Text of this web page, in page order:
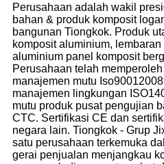
Perusahaan adalah wakil
bahan & produk komposit
bangunan Tiongkok. Produk
komposit aluminium,
aluminium panel komposit
Perusahaan telah
manajemen mutu
manajemen lingkungan
mutu produk pusat pengujian
CTC. Sertifikasi CE dan
negara lain. Tiongkok - Grup
satu perusahaan terkemuka
gerai penjualan menjangkau